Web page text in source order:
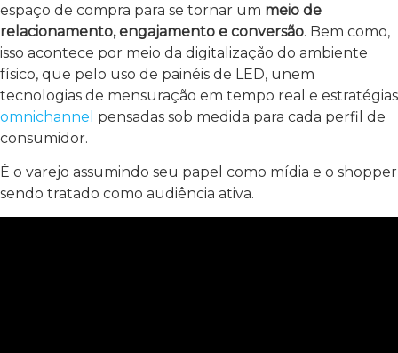
espaço de compra para se tornar um meio de
relacionamento, engajamento e conversão. Bem como,
isso acontece por meio da digitalização do ambiente
físico, que pelo uso de painéis de LED, unem
tecnologias de mensuração em tempo real e estratégias
omnichannel pensadas sob medida para cada perfil de
consumidor.
É o varejo assumindo seu papel como mídia e o shopper
sendo tratado como audiência ativa.